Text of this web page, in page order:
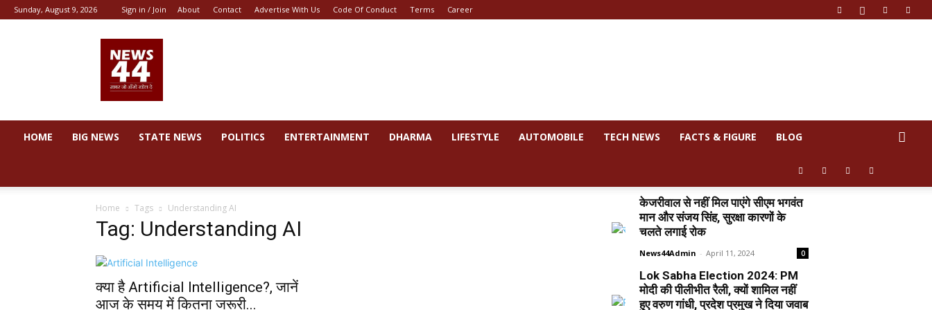
Sunday, August 9, 2026 Sign in / Join About Contact Advertise With Us Code Of Conduct Terms Career
44
HOME BIG NEWS STATE NEWS POLITICS ENTERTAINMENT DHARMA LIFESTYLE AUTOMOBILE TECH NEWS FACTS & FIGURE BLOG
Home Tags Understanding AI
Tag: Understanding AI
क्या है Artificial Intelligence?, जानें
आज के समय में कितना जरूरी...
केजरीवाल से नहीं मिल पाएंगे सीएम भगवंत
मान और संजय सिंह, सुरक्षा कारणों के
चलते लगाई रोक
News44Admin - April 11, 2024 0
Lok Sabha Election 2024: PM
मोदी की पीलीभीत रैली, क्यों शामिल नहीं
हुए वरुण गांधी, प्रदेश प्रमुख ने दिया जवाब